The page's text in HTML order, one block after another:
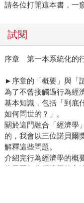
請各位打開這本書，一
試閱
序章 第一本系統化的
►序章的「概要」與「
為了不曾接觸過行為經
基本知識，包括「到底
如何問世的？」。
關於這門融合「經濟學
的，我會以三位諾貝爾
解釋這些問題。
介紹完行為經濟學的概
往學習行為經濟學的方
一門學問經過系統化，